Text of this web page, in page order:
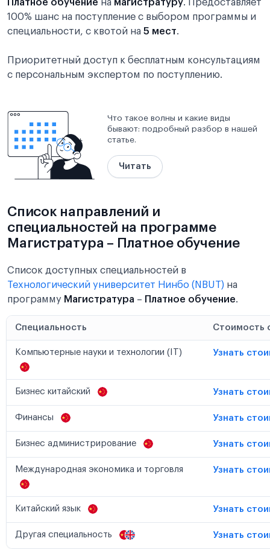
Платное обучение на магистратуру. Предоставляет
100% шанс на поступление с выбором программы и
специальности, с квотой на 5 мест.
Приоритетный доступ к бесплатным консультациям
с персональным экспертом по поступлению.
Что такое волны и какие виды
бывают: подробный разбор в нашей
статье.
Читать
Список направлений и
специальностей на программе
Магистратура – Платное обучение
Список доступных специальностей в
Технологический университет Нинбо (NBUT) на
программу Магистратура – Платное обучение.
Специальность Стоимость
Компьютерные науки и технологии (IT) Узнать
Бизнес китайский Узнать
Финансы Узнать
Бизнес администрирование Узнать
Международная экономика и торговля Узнать
Китайский язык Узнать
Другая специальность Узнать